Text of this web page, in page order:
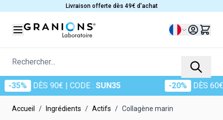
Livraison offerte dès 49€ d'achat
Langue
Rechercher...
90€| CODE :SUN35 DÈS 60€| CODE :
Accueil / Ingrédients / Actifs / Collagène marin